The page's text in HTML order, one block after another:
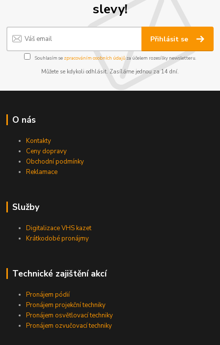
slevy!
Přihlásit se
Souhlasím se zpracováním osobních údajůza účelem rozesílky newsletteru.
Můžete se kdykoli odhlásit. Zasíláme jednou za 14 dní.
O nás
Kontakty
Ceny dopravy
Obchodní podmínky
Reklamace
Služby
Digitalizace VHS kazet
Krátkodobé pronájmy
Technické zajištění akcí
Pronájem pódií
Pronájem projekční techniky
Pronájem osvětlovací techniky
Pronájem ozvučovací techniky